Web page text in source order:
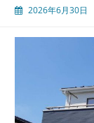
ら
変
え
る
2026年6月30日